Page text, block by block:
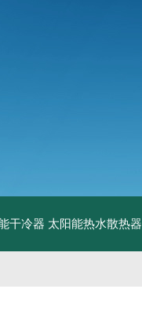
干冷器 太阳能热水散热器